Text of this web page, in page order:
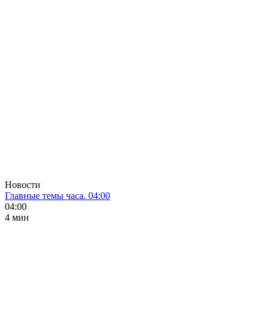
Новости
Главные темы часа. 04:00
04:00
4 мин